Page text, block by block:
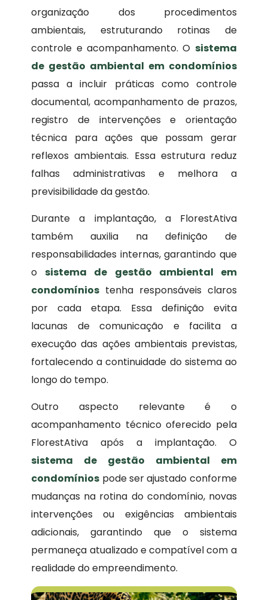
organização dos procedimentos
ambientais, estruturando rotinas de
controle e acompanhamento. O sistema
de gestão ambiental em condomínios
passa a incluir práticas como controle
documental, acompanhamento de prazos,
registro de intervenções e orientação
técnica para ações que possam gerar
reflexos ambientais. Essa estrutura reduz
falhas administrativas e melhora a
previsibilidade da gestão.
Durante a implantação, a FlorestAtiva
também auxilia na definição de
responsabilidades internas, garantindo que
osistema de gestão ambiental em
condomínios tenha responsáveis claros
por cada etapa. Essa definição evita
lacunas de comunicação e facilita a
execução das ações ambientais previstas,
fortalecendo a continuidade do sistema ao
longo do tempo.
Outro aspecto relevante é o
acompanhamento técnico oferecido pela
FlorestAtiva após a implantação. O
sistema de gestão ambiental em
condomínios pode ser ajustado conforme
mudanças na rotina do condomínio, novas
intervenções ou exigências ambientais
adicionais, garantindo que o sistema
permaneça atualizado e compatível com a
realidade do empreendimento.